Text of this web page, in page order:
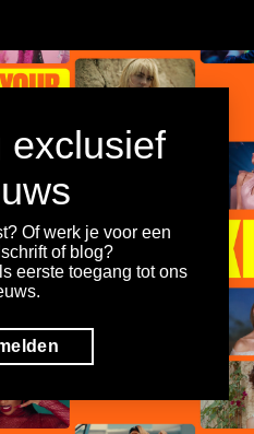
exclusief
Of werk je voor een
of blog?
eerste toegang tot ons